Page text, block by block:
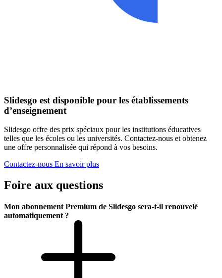
Slidesgo est disponible pour les établissements
d’enseignement
Slidesgo offre des prix spéciaux pour les institutions éducatives
telles que les écoles ou les universités. Contactez-nous et obtenez
une offre personnalisée qui répond à vos besoins.
Contactez-nous En savoir plus
Foire aux questions
Mon abonnement Premium de Slidesgo sera-t-il renouvelé
automatiquement ?